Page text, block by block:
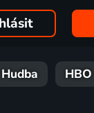
Hudba HBO